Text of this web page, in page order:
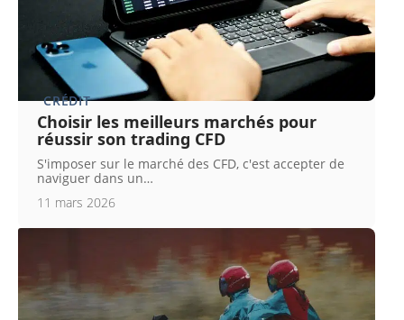
CRÉDIT
Choisir les meilleurs marchés pour
réussir son trading CFD
S'imposer sur le marché des CFD, c'est accepter de
naviguer dans un…
11 mars 2026